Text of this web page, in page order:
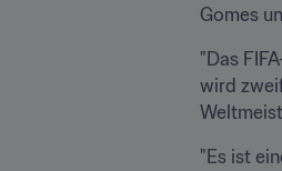
Gomes
"Das
wird
"Es ist